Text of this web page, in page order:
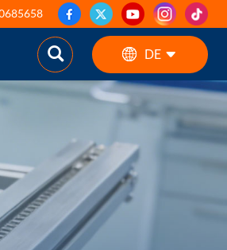
DE
English
pt
AR